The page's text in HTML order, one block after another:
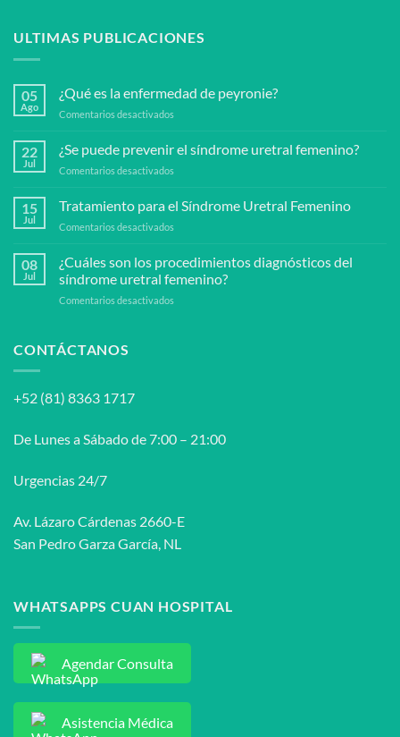
ULTIMAS PUBLICACIONES
05
Ago
¿Qué es la enfermedad de peyronie?
Comentarios desactivados
la
enfermedad
peyronie?
22
Jul
¿Se puede prevenir el síndrome uretral femenino?
Comentarios desactivados
puede
prevenir
el
uretral
femenino?
15
Jul
Tratamiento para el Síndrome Uretral Femenino
Comentarios desactivados
el
Síndrome
Uretral
08
Jul
¿Cuáles son los procedimientos diagnósticos del
síndrome uretral femenino?
Comentarios desactivados
femenino?
CONTÁCTANOS
+52 (81) 8363 1717
De Lunes a Sábado de 7:00 – 21:00
Urgencias 24/7
Av. Lázaro Cárdenas 2660-E
San Pedro Garza García, NL
WHATSAPPS CUAN HOSPITAL
Agendar Consulta
Asistencia Médica